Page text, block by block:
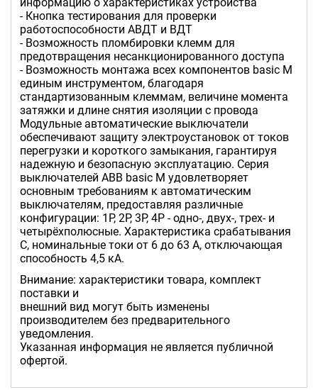
- Кнопка тестирования для проверки
работоспособности АВДТ и ВДТ
- Возможность пломбировки клемм для
предотвращения несанкционированного доступа
- Возможность монтажа всех компонентов basic M
единым инструментом, благодаря
стандартизованным клеммам, величине момента
затяжки и длине снятия изоляции с провода
Модульные автоматические выключатели
обеспечивают защиту электроустановок от токов
перегрузки и короткого замыкания, гарантируя
надежную и безопасную эксплуатацию. Серия
выключателей ABB basic M удовлетворяет
основным требованиям к автоматическим
выключателям, предоставляя различные
конфигурации: 1P, 2P, 3P, 4P - одно-, двух-, трех- и
четырёхполюсные. Характеристика срабатывания
C, номинальные токи от 6 до 63 А, отключающая
способность 4,5 кА.
Внимание: характеристики товара, комплект
поставки и
внешний вид могут быть изменены
производителем без предварительного
уведомления.
Указанная информация не является публичной
офертой.